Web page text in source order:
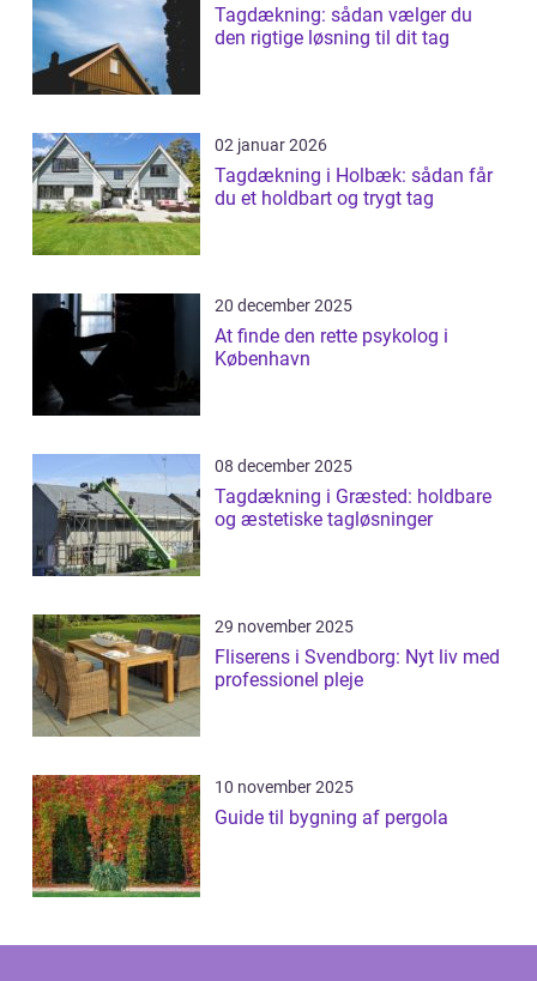
Tagdækning: sådan vælger du
den rigtige løsning til dit tag
02 januar 2026
Tagdækning i Holbæk: sådan får
du et holdbart og trygt tag
20 december 2025
At finde den rette psykolog i
København
08 december 2025
Tagdækning i Græsted: holdbare
og æstetiske tagløsninger
29 november 2025
Fliserens i Svendborg: Nyt liv med
professionel pleje
10 november 2025
Guide til bygning af pergola